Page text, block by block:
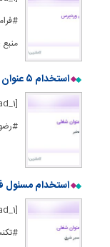
استخدام ۵ عنوان شغلی در خراسان رضوی
استخدام مسئول